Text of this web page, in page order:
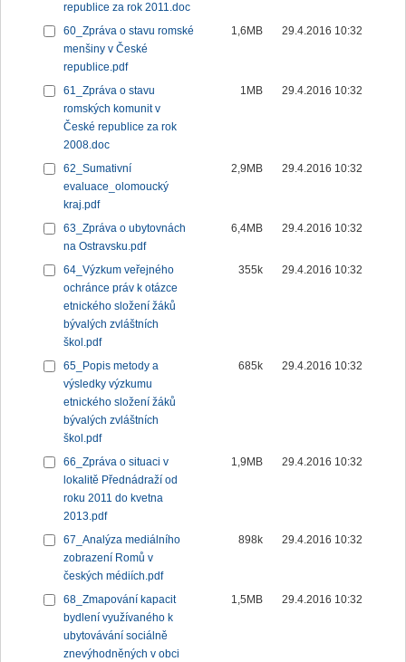
republice za rok 2011.doc
60_Zpráva o stavu romské
menšiny v České
republice.pdf
1,6MB 29.4.2016 10:32
61_Zpráva o stavu
romských komunit v
České republice za rok
2008.doc
1MB 29.4.2016 10:32
62_Sumativní
evaluace_olomoucký
kraj.pdf
2,9MB 29.4.2016 10:32
63_Zpráva o ubytovnách
na Ostravsku.pdf
6,4MB 29.4.2016 10:32
64_Výzkum veřejného
ochránce práv k otázce
etnického složení žáků
bývalých zvláštních
škol.pdf
355k 29.4.2016 10:32
65_Popis metody a
výsledky výzkumu
etnického složení žáků
bývalých zvláštních
škol.pdf
685k 29.4.2016 10:32
66_Zpráva o situaci v
lokalitě Přednádraží od
roku 2011 do kvetna
2013.pdf
1,9MB 29.4.2016 10:32
67_Analýza mediálního
zobrazení Romů v
českých médiích.pdf
898k 29.4.2016 10:32
68_Zmapování kapacit
bydlení využívaného k
ubytovávání sociálně
znevýhodněných v obci
1,5MB 29.4.2016 10:32